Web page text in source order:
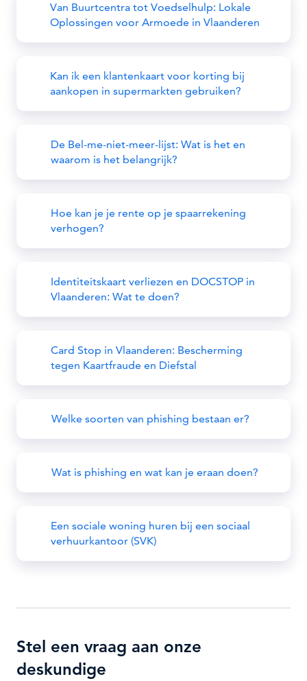
Van Buurtcentra tot Voedselhulp: Lokale
Oplossingen voor Armoede in Vlaanderen
Kan ik een klantenkaart voor korting bij
aankopen in supermarkten gebruiken?
De Bel-me-niet-meer-lijst: Wat is het en
waarom is het belangrijk?
Hoe kan je je rente op je spaarrekening
verhogen?
Identiteitskaart verliezen en DOCSTOP in
Vlaanderen: Wat te doen?
Card Stop in Vlaanderen: Bescherming
tegen Kaartfraude en Diefstal
Welke soorten van phishing bestaan er?
Wat is phishing en wat kan je eraan doen?
Een sociale woning huren bij een sociaal
verhuurkantoor (SVK)
Stel een vraag aan onze
deskundige